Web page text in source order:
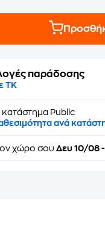
παράδοσης
ΤΚ
κατάστημα Public
ανά
χώρο σου Δευ 10/08